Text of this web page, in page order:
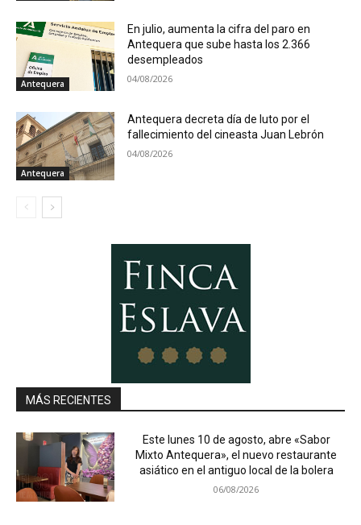
Antequera
En julio, aumenta la cifra del paro en
Antequera que sube hasta los 2.366
desempleados
04/08/2026
Antequera
Antequera decreta día de luto por el
fallecimiento del cineasta Juan Lebrón
04/08/2026
MÁS RECIENTES
Este lunes 10 de agosto, abre «Sabor
Mixto Antequera», el nuevo restaurante
asiático en el antiguo local de la bolera
06/08/2026